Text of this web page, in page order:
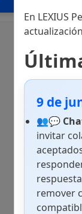
En LEXIUS
9 de
👥💬
invitar
remover